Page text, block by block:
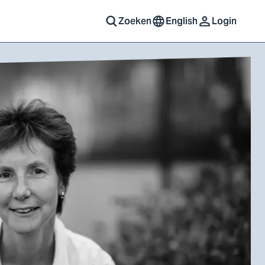
Zoeken
English Login